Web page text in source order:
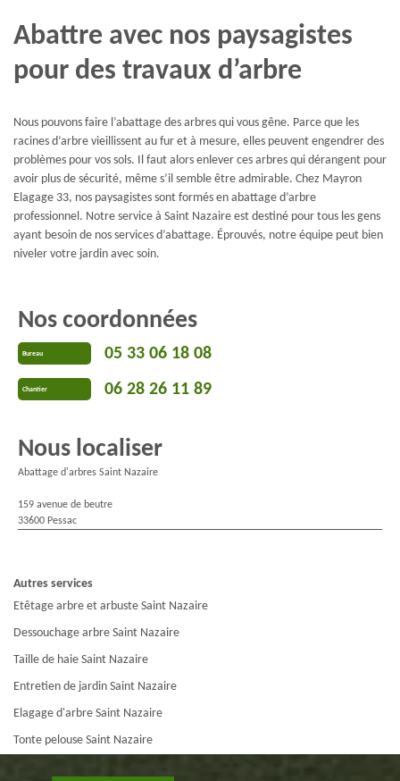
Abattre avec nos paysagistes
pour des travaux d’arbre
Nous pouvons faire l’abattage des arbres qui vous gêne. Parce que les
racines d’arbre vieillissent au fur et à mesure, elles peuvent engendrer des
problèmes pour vos sols. Il faut alors enlever ces arbres qui dérangent pour
avoir plus de sécurité, même s’il semble être admirable. Chez Mayron
Elagage 33, nos paysagistes sont formés en abattage d’arbre
professionnel. Notre service à Saint Nazaire est destiné pour tous les gens
ayant besoin de nos services d’abattage. Éprouvés, notre équipe peut bien
niveler votre jardin avec soin.
Nos coordonnées
Bureau 05 33 06 18 08
Chantier 06 28 26 11 89
Nous localiser
Abattage d'arbres Saint Nazaire
159 avenue de beutre
33600 Pessac
Autres services
Etêtage arbre et arbuste Saint Nazaire
Dessouchage arbre Saint Nazaire
Taille de haie Saint Nazaire
Entretien de jardin Saint Nazaire
Elagage d'arbre Saint Nazaire
Tonte pelouse Saint Nazaire